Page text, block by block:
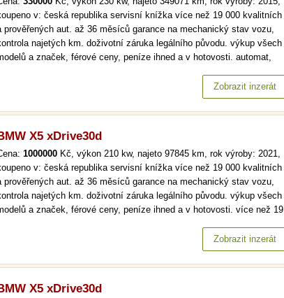
v: česká republika servisní knížka více než 19 000 kvalitních
prověřených aut. až 36 měsíců garance na mechanický stav vozu,
najetých km. doživotní záruka legálního původu. výkup všech
a značek, férové ceny, peníze ihned a v hotovosti. automat,
aut. až 36 měsíců garance na mechanický stav vozu,…Zobrazit inzerát
X5 xDrive30d
1000000 Kč, výkon 210 kw, najeto 97845 km, rok výroby: 2021,
v: česká republika servisní knížka více než 19 000 kvalitních
prověřených aut. až 36 měsíců garance na mechanický stav vozu,
najetých km. doživotní záruka legálního původu. výkup všech
a značek, férové ceny, peníze ihned a v hotovosti. více než 19
mechanický stav vozu, kontrola najetých km. doživotní záruka…
Zobrazit inzerát
X5 xDrive30d